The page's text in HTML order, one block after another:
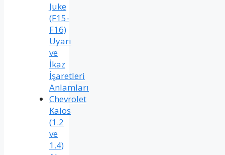
Juke
(F15-
F16)
Uyarı
ve
İkaz
İşaretleri
Anlamları
Chevrolet
Kalos
(1.2
ve
1.4)